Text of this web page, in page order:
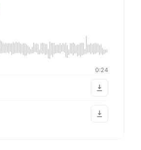
0:24